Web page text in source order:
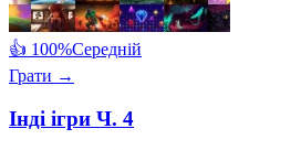
👍 100%Середній
Грати →
Інді ігри Ч. 4